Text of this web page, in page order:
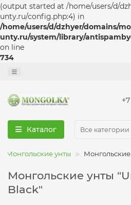
(output started at /home/users/d/
unty.ru/config.php:4) in
/home/users/d/dzhyer/domains/
unty.ru/system/library/
on line
734
Каталог Все категории
Монгольские унты
Монгольские унты
Black"